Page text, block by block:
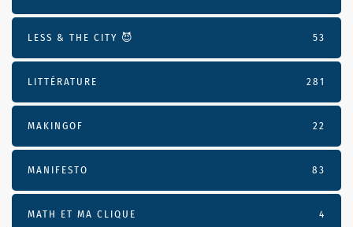
LESS & THE CITY 😈 53
LITTÉRATURE 281
MAKINGOF 22
MANIFESTO 83
MATH ET MA CLIQUE 4